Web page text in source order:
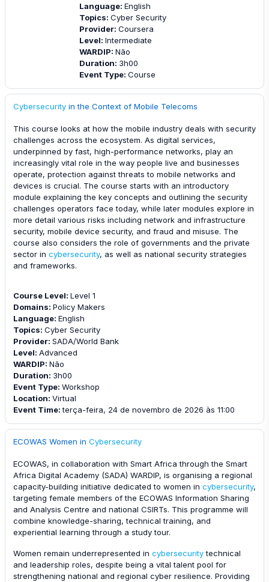
Language: English
Topics: Cyber Security
Provider: Coursera
Level: Intermediate
WARDIP: Não
Duration: 3h00
Event Type: Course
Cybersecurity in the Context of Mobile Telecoms
This course looks at how the mobile industry deals with security
challenges across the ecosystem. As digital services,
underpinned by fast, high-performance networks, play an
increasingly vital role in the way people live and businesses
operate, protection against threats to mobile networks and
devices is crucial. The course starts with an introductory
module explaining the key concepts and outlining the security
challenges operators face today, while later modules explore in
more detail various risks including network and infrastructure
security, mobile device security, and fraud and misuse. The
course also considers the role of governments and the private
sector in cybersecurity, as well as national security strategies
and frameworks.
Course Level: Level 1
Domains: Policy Makers
Language: English
Topics: Cyber Security
Provider: SADA/World Bank
Level: Advanced
WARDIP: Não
Duration: 3h00
Event Type: Workshop
Location: Virtual
Event Time:terça-feira, 24 de novembro de 2026 às 11:00
ECOWAS Women in Cybersecurity
ECOWAS, in collaboration with Smart Africa through the Smart
Africa Digital Academy (SADA) WARDIP, is organising a regional
capacity-building initiative dedicated to women in cybersecurity,
targeting female members of the ECOWAS Information Sharing
and Analysis Centre and national CSIRTs. This programme will
combine knowledge-sharing, technical training, and
experiential learning through a study tour.
Women remain underrepresented in cybersecuritytechnical
and leadership roles, despite being a vital talent pool for
strengthening national and regional cyber resilience. Providing